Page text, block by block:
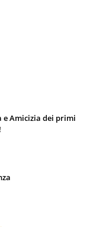
e Amicizia dei primi